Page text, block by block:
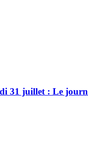
31 juillet : Le